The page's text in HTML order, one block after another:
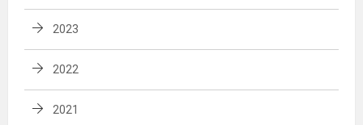
2023
2022
2021